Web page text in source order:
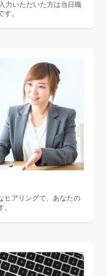
力いただいた方は当日職
。
ヒアリングで、あなたの